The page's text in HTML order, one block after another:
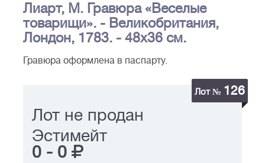
Лиарт, М. Гравюра «Веселые
товарищи». - Великобритания,
Лондон, 1783. - 48х36 см.
Гравюра оформлена в паспарту.
Лот № 126
Лот не продан
Эстимейт
0 - 0